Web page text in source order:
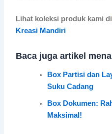
Lihat koleksi produk kami
Kreasi Mandiri
Baca juga artikel
Box Partisi dan
Suku Cadang
Box Dokumen:
Maksimal!